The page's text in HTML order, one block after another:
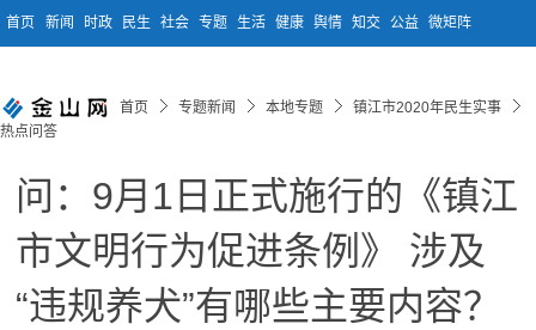
首页 新闻 时政 民生 社会 专题 生活 健康 舆情 知交 公益 微矩阵
首页 专题新闻 本地专题
镇江市2020年民生实事
热点问答
问：9月1日正式施行的《镇江
市文明行为促进条例》 涉及
“违规养犬”有哪些主要内容？